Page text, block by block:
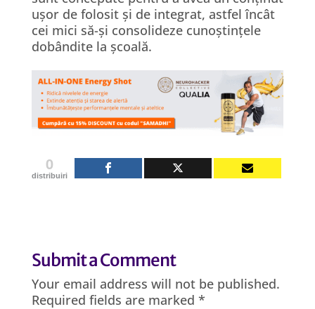
ușor de folosit și de integrat, astfel încât
cei mici să-și consolideze cunoștințele
dobândite la școală.
0
distribuiri
Submit a Comment
Your email address will not be published.
Required fields are marked *